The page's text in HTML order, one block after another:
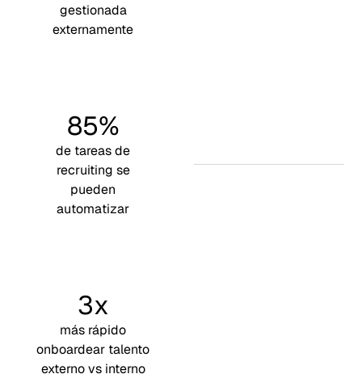
gestionada
externamente
85%
de tareas de
recruiting se
pueden
automatizar
3x
más rápido
onboardear talento
externo vs interno